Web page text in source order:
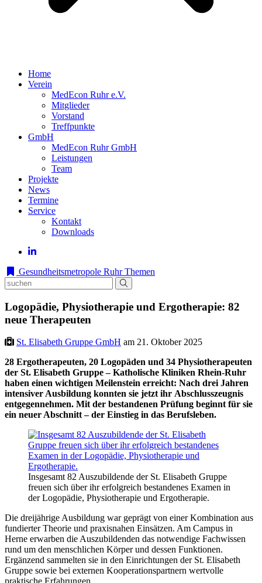
Home
Verein
MedEcon Ruhr e.V.
Mitglieder
Vorstand
Treffpunkte
GmbH
MedEcon Ruhr GmbH
Leistungen
Team
Projekte
News
Termine
Service
Kontakt
Downloads
Gesundheitsmetropole Ruhr Themen
Logopädie, Physiotherapie und Ergotherapie: 82
neue Therapeuten
St. Elisabeth Gruppe GmbH am 21. Oktober 2025
28 Ergotherapeuten, 20 Logopäden und 34 Physiotherapeuten
der St. Elisabeth Gruppe – Katholische Kliniken Rhein-Ruhr
haben einen wichtigen Meilenstein erreicht: Nach drei Jahren
intensiver Ausbildung konnten sie jetzt ihr Abschlusszeugnis
entgegennehmen. Mit der bestandenen Prüfung beginnt für sie
ein neuer Abschnitt – der Einstieg in das Berufsleben.
Insgesamt 82 Auszubildende der St. Elisabeth Gruppe
freuen sich über ihr erfolgreich bestandenes Examen in
der Logopädie, Physiotherapie und Ergotherapie.
Die dreijährige Ausbildung war geprägt von einer Kombination aus
fundierter Theorie und praxisnahen Einsätzen. Am Campus in
Herne erwarben die Auszubildenden das notwendige Fachwissen
rund um den menschlichen Körper und dessen Funktionen.
Ergänzend sammelten sie in den Einrichtungen der St. Elisabeth
Gruppe sowie bei externen Kooperationspartnern wertvolle